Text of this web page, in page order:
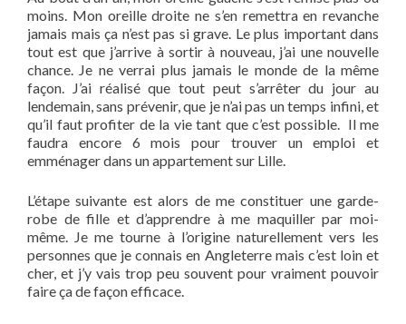
moins. Mon oreille droite ne s’en remettra en revanche
jamais mais ça n’est pas si grave. Le plus important dans
tout est que j’arrive à sortir à nouveau, j’ai une nouvelle
chance. Je ne verrai plus jamais le monde de la même
façon. J’ai réalisé que tout peut s’arrêter du jour au
lendemain, sans prévenir, que je n’ai pas un temps infini, et
qu’il faut profiter de la vie tant que c’est possible. Il me
faudra encore 6 mois pour trouver un emploi et
emménager dans un appartement sur Lille.
L’étape suivante est alors de me constituer une garde-
robe de fille et d’apprendre à me maquiller par moi-
même. Je me tourne à l’origine naturellement vers les
personnes que je connais en Angleterre mais c’est loin et
cher, et j’y vais trop peu souvent pour vraiment pouvoir
faire ça de façon efficace.